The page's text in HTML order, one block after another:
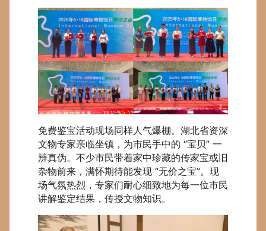
免费鉴宝活动现场同样人气爆棚。湖北省资深
文物专家亲临坐镇，为市民手中的 “宝贝” 一
辨真伪。不少市民带着家中珍藏的传家宝或旧
杂物前来，满怀期待能发现 “无价之宝”。现
场气氛热烈，专家们耐心细致地为每一位市民
讲解鉴定结果，传授文物知识。